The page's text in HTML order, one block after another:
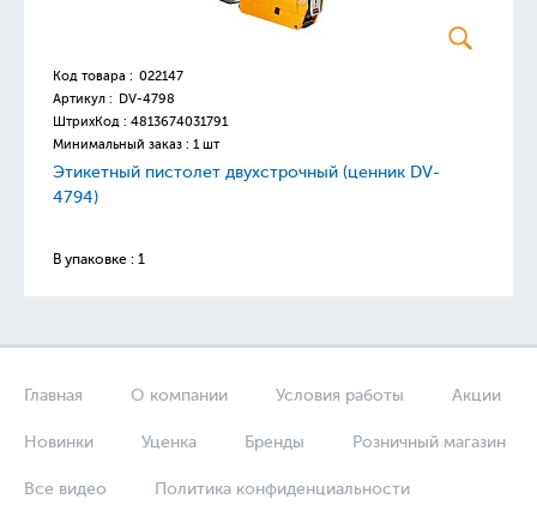
Код товара : 022147
Артикул : DV-4798
ШтрихКод : 4813674031791
Минимальный заказ : 1 шт
Этикетный пистолет двухстрочный (ценник DV-
4794)
В упаковке : 1
Главная О компании Условия работы Акции
Новинки Уценка Бренды Розничный магазин
Все видео Политика конфиденциальности